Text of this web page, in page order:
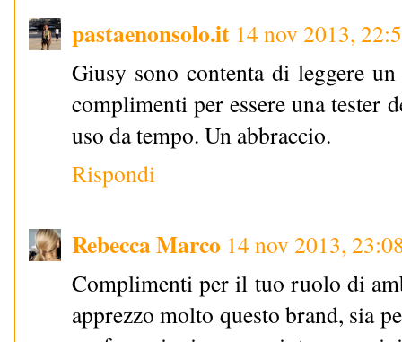
pastaenonsolo.it 14 nov 2013,
Giusy sono contenta di leggere
complimenti per essere una tester
uso da tempo. Un abbraccio.
Rispondi
Rebecca Marco 14 nov 2013,
Complimenti per il tuo ruolo di
apprezzo molto questo brand, sia